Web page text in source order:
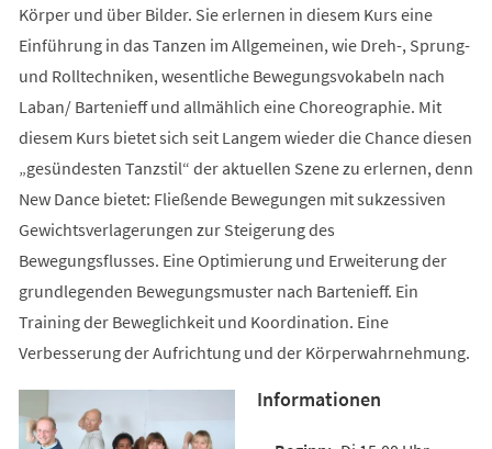
Körper und über Bilder. Sie erlernen in diesem Kurs eine
Einführung in das Tanzen im Allgemeinen, wie Dreh-, Sprung-
und Rolltechniken, wesentliche Bewegungsvokabeln nach
Laban/ Bartenieff und allmählich eine Choreographie. Mit
diesem Kurs bietet sich seit Langem wieder die Chance diesen
„gesündesten Tanzstil“ der aktuellen Szene zu erlernen, denn
New Dance bietet: Fließende Bewegungen mit sukzessiven
Gewichtsverlagerungen zur Steigerung des
Bewegungsflusses. Eine Optimierung und Erweiterung der
grundlegenden Bewegungsmuster nach Bartenieff. Ein
Training der Beweglichkeit und Koordination. Eine
Verbesserung der Aufrichtung und der Körperwahrnehmung.
Informationen